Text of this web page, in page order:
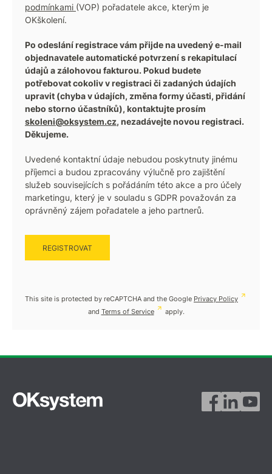
podmínkami (VOP) pořadatele akce, kterým je
OKškolení.
Po odeslání registrace vám přijde na uvedený e-mail
objednavatele automatické potvrzení s rekapitulací
údajů a zálohovou fakturou. Pokud budete
potřebovat cokoliv v registraci či zadaných údajích
upravit (chyba v údajích, změna formy účasti, přidání
nebo storno účastníků), kontaktujte prosím
skoleni@oksystem.cz, nezadávejte novou registraci.
Děkujeme.
Uvedené kontaktní údaje nebudou poskytnuty jinému
příjemci a budou zpracovány výlučně pro zajištění
služeb souvisejících s pořádáním této akce a pro účely
marketingu, který je v souladu s GDPR považován za
oprávněný zájem pořadatele a jeho partnerů.
This site is protected by reCAPTCHA and the Google Privacy Policy
and Terms of Service apply.